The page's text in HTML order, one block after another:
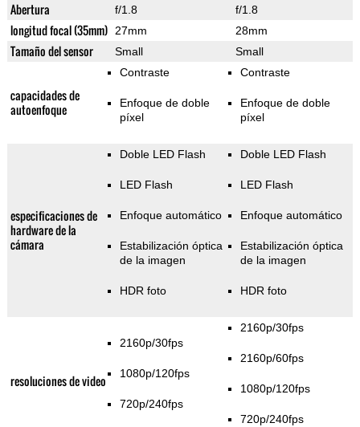
Abertura f/1.8 f/1.8
longitud focal (35mm) 27mm 28mm
Tamaño del sensor Small Small
capacidades de
autoenfoque
Contraste
Enfoque de doble
píxel
Contraste
Enfoque de doble
píxel
especificaciones de
hardware de la
cámara
Doble LED Flash
LED Flash
Enfoque automático
Estabilización óptica
de la imagen
HDR foto
Doble LED Flash
LED Flash
Enfoque automático
Estabilización óptica
de la imagen
HDR foto
resoluciones de video
2160p/30fps
1080p/120fps
720p/240fps
2160p/30fps
2160p/60fps
1080p/120fps
720p/240fps